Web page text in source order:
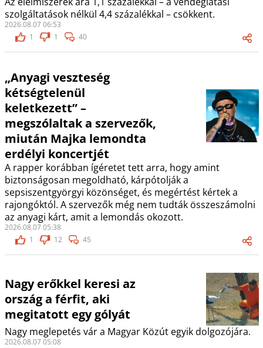
szolgáltatások nélkül 4,4 százalékkal – csökkent.
2026.08.07 06:53
1
1 40
„Anyagi veszteség
kétségtelenül
keletkezett” –
megszólaltak a szervezők,
miután Majka lemondta
erdélyi koncertjét
A rapper korábban ígéretet tett arra, hogy amint
biztonságosan megoldható, kárpótolják a
sepsiszentgyörgyi közönséget, és megértést kértek a
rajongóktól. A szervezők még nem tudták összeszámolni
az anyagi kárt, amit a lemondás okozott.
2026.08.07 05:38
1
12 45
Nagy erőkkel keresi az
ország a férfit, aki
megitatott egy gólyát
Nagy meglepetés vár a Magyar Közút egyik dolgozójára.
2026.08.07 05:08